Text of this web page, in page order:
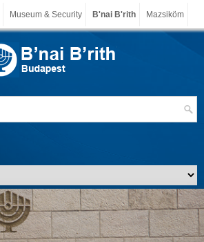
Museum & Security B'nai B'rith Mazsiköm